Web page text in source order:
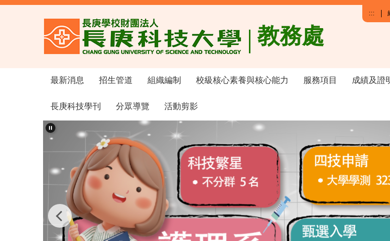
跳
教務處
:::
最新消息 招生管道 組織編制 校級核心素養與核心能力 服務項目 成績及證
長庚科技學刊 分眾導覽 活動剪影